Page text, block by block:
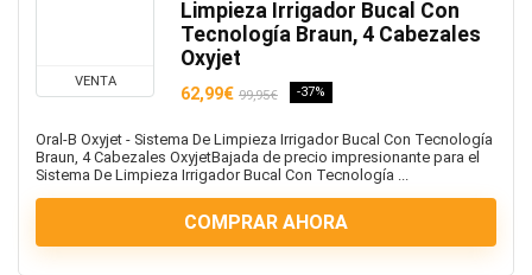
VENTA
Limpieza Irrigador Bucal Con
Tecnología Braun, 4 Cabezales
Oxyjet
62,99€ 99,95€ -37%
Oral-B Oxyjet - Sistema De Limpieza Irrigador Bucal Con Tecnología
Braun, 4 Cabezales OxyjetBajada de precio impresionante para el
Sistema De Limpieza Irrigador Bucal Con Tecnología ...
COMPRAR AHORA